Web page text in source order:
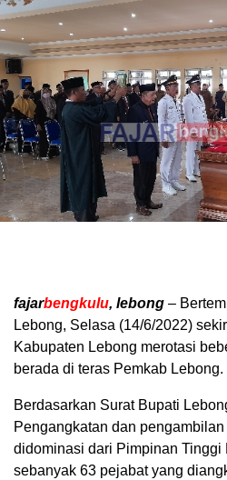
fajarbengkulu, lebong –
Lebong, Selasa (14/6/2022)
Kabupaten Lebong merotasi
berada di teras Pemkab Lebong.
Berdasarkan Surat Bupati
Pengangkatan dan
didominasi dari Pimpinan Tinggi
sebanyak 63 pejabat yang